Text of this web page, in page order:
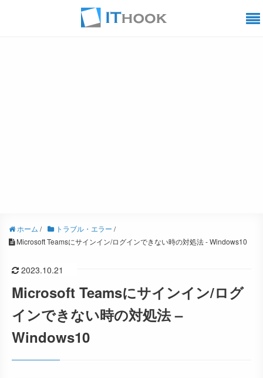
ホーム / トラブル・エラー /
Microsoft Teamsにサインイン/ログインできない時の対処法 - Windows10
2023.10.21
Microsoft Teamsにサインイン/ログ
インできない時の対処法 –
Windows10